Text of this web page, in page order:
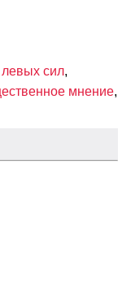
левых сил,
мнение,